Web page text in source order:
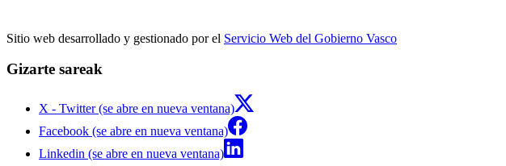
Sitio web desarrollado y gestionado por el Servicio Web del Gobierno Vasco
Gizarte sareak
X - Twitter (se abre en nueva ventana)
Facebook (se abre en nueva ventana)
Linkedin (se abre en nueva ventana)